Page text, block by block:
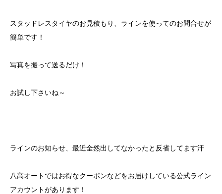
スタッドレスタイヤのお見積もり、ラインを使ってのお問合せが
簡単です！
写真を撮って送るだけ！
お試し下さいね～
ラインのお知らせ、最近全然出してなかったと反省してます汗
八高オートではお得なクーポンなどをお届けしている公式ライン
アカウントがあります！